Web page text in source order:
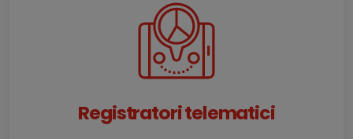
Registratori telematici